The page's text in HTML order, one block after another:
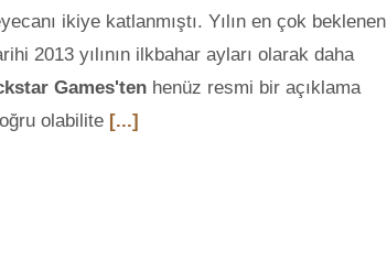
ikiye katlanmıştı. Yılın en çok beklenen
2013 yılının ilkbahar ayları olarak daha
Games'ten henüz resmi bir açıklama
olabilite [...]